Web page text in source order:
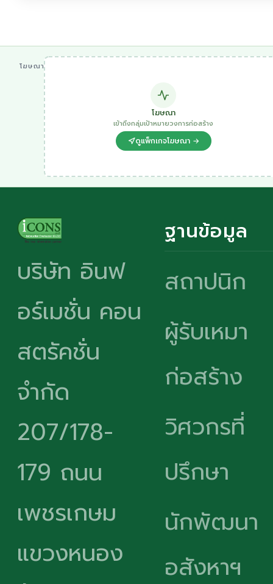
โฆษณา
โฆษณา
เข้าถึงกลุ่มเป้าหมายวงการก่อสร้าง
ดูแพ็กเกจโฆษณา →
บริษัท อินฟ
อร์เมชั่น คอน
สตรัคชั่น
จำกัด
207/178-
179 ถนน
เพชรเกษม
แขวงหนอง
ฐานข้อมูล
สถาปนิก
ผู้รับเหมา
ก่อสร้าง
วิศวกรที่
ปรึกษา
นักพัฒนา
อสังหาฯ